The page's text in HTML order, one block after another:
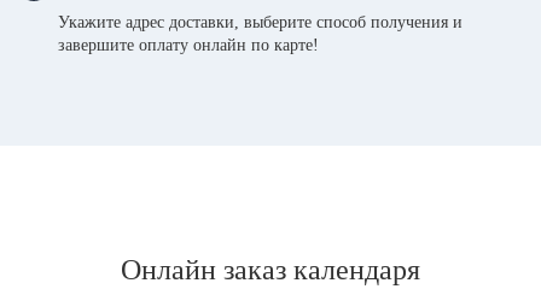
Укажите адрес доставки, выберите способ получения и
завершите оплату онлайн по карте!
Онлайн заказ календаря